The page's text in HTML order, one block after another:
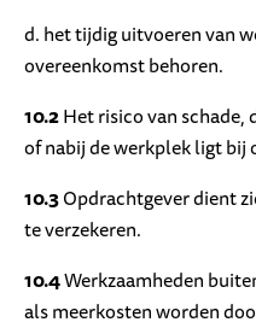
d. het tijdig uitvoeren van
overeenkomst behoren.
10.2Het risico van schade,
of nabij de werkplek ligt bij
10.3Opdrachtgever dient
te verzekeren.
10.4Werkzaamheden
als meerkosten worden